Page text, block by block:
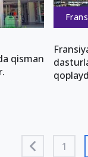
qisman
1